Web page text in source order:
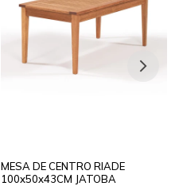
MESA DE CENTRO RIADE
100x50x43CM JATOBA